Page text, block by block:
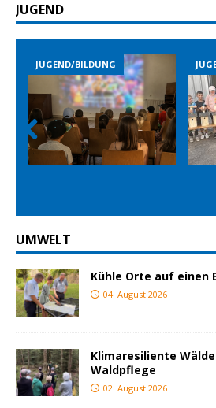
JUGEND
JUGEND/BILDUNG
Prev
ious
UMWELT
Kühle Orte auf einen
04. August 2026
Klimaresiliente
Waldpflege
02. August 2026